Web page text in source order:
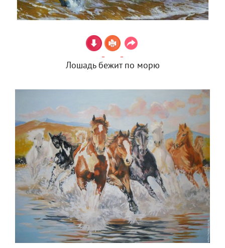
Лошадь бежит по морю